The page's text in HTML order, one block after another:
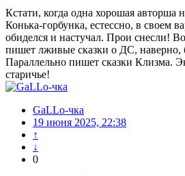
Кстати, когда одна хорошая авторша
Конька-горбунка, естессно, в своем
обиделся и настучал. Прои снесли!
пишет лживые сказки о ДС, наверно,
Параллельно пишет сказки Клизма.
старичье!
GaLLo-чка
19 июня 2025, 22:38
↑
↓
0